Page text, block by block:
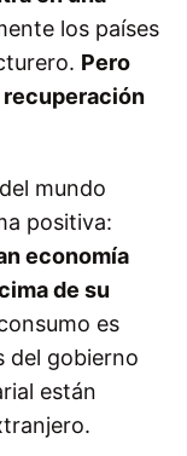
los países
Pero
recuperación
mundo
positiva:
economía
de su
es
del gobierno
están